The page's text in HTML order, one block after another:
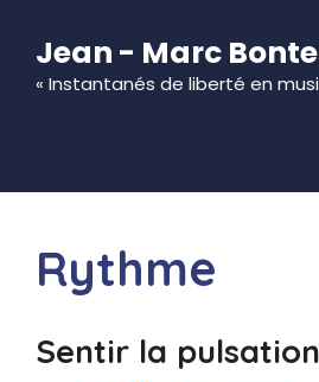
contenu
Jean - Marc
« Instantanés de liberté en
Rythme
Sentir la